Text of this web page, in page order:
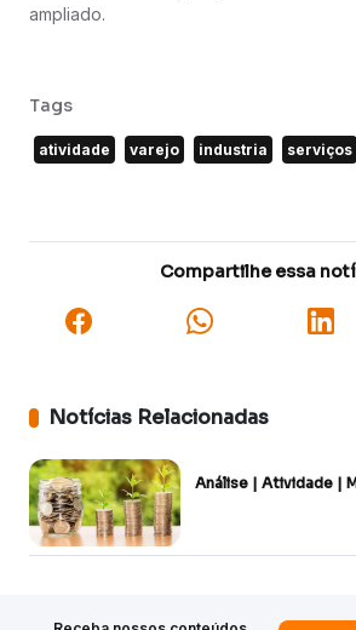
ampliado.
Tags
atividade varejo industria serviços
Compartilhe essa
Notícias Relacionadas
Análise | Atividade |